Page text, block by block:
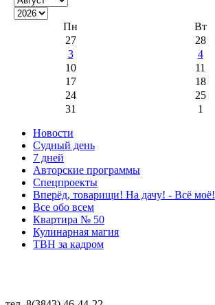
Пн Вт
27
28
3
4
10
11
17
18
24
25
31
1
Новости
Судный день
7 дней
Авторские программы
Спецпроекты
Вперёд, товарищи! На дачу! - Всё моё!
Все обо всем
Квартира № 50
Кулинарная магия
ТВН за кадром